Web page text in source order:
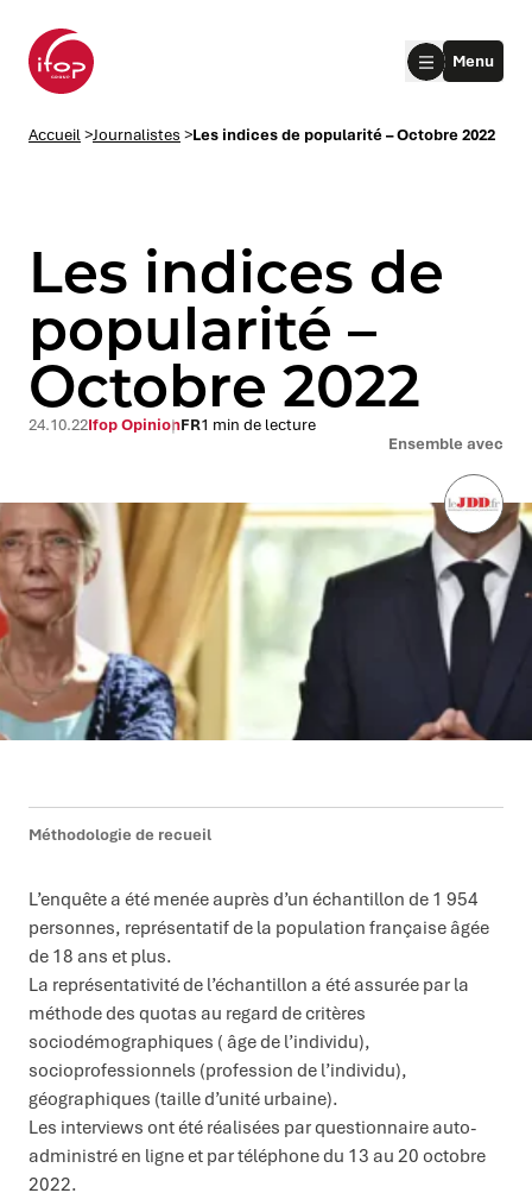
submenu
submenu
Menu
Accueil>Journalistes >Les indices de popularité – Octobre 2022
Les indices de
popularité –
Octobre 2022
Ensemble avec
24.10.22Ifop OpinionFR1 min de lecture
Méthodologie de recueil
L’enquête a été menée auprès d’un échantillon de 1 954
personnes, représentatif de la population française âgée
de 18 ans et plus.
La représentativité de l’échantillon a été assurée par la
méthode des quotas au regard de critères
sociodémographiques ( âge de l’individu),
socioprofessionnels (profession de l’individu),
géographiques (taille d’unité urbaine).
Les interviews ont été réalisées par questionnaire auto-
administré en ligne et par téléphone du 13 au 20 octobre
2022.